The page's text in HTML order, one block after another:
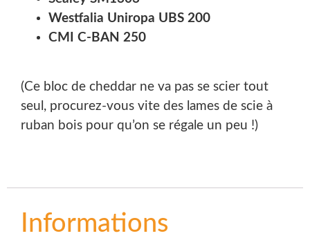
Westfalia Uniropa UBS 200
CMI C-BAN 250
(Ce bloc de cheddar ne va pas se scier tout
seul, procurez-vous vite des lames de scie à
ruban bois pour qu’on se régale un peu !)
Informations